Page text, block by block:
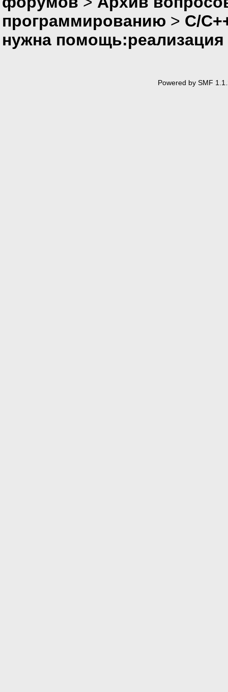
программированию > C/
нужна
Powered by SMF